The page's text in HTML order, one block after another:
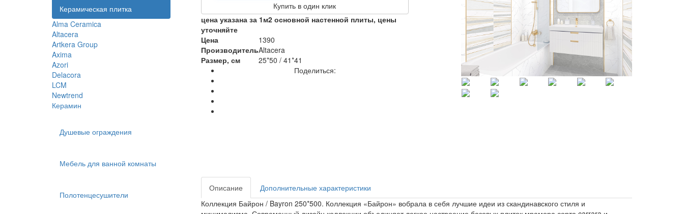
Керамическая плитка
Alma Ceramica
Altacera
Artkera Group
Axima
Azori
Delacora
LCM
Newtrend
Керамин
Душевые ограждения
Мебель для ванной комнаты
Полотенцесушители
Купить в один клик
цена указана за 1м2 основной настенной плиты, цены
уточняйте
Цена
1390
ПроизводительAltacera
Размер, см
25*50 / 41*41
Поделиться:
Описание
Дополнительные характеристики
Коллекция Байрон / Bayron 250*500. Коллекция «Байрон» вобрала в себя лучшие идеи из скандинавского стиля и